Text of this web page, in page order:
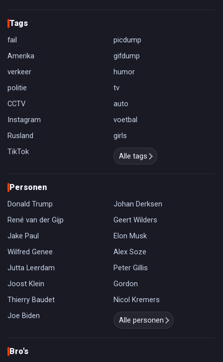
Tags
fail
picdump
Amerika
gifdump
verkeer
humor
politie
tv
CCTV
auto
Instagram
voetbal
Rusland
girls
TikTok
Alle tags
Personen
Donald Trump
Johan Derksen
René van der Gijp
Geert Wilders
Jake Paul
Elon Musk
Wilfred Genee
Alex Soze
Jutta Leerdam
Peter Gillis
Joost Klein
Gordon
Thierry Baudet
Nicol Kremers
Joe Biden
Alle personen
Bro's